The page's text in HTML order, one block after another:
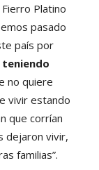
Platino
pasado
país por
teniendo
no quiere
vivir estando
que corrían
dejaron vivir,
familias”.